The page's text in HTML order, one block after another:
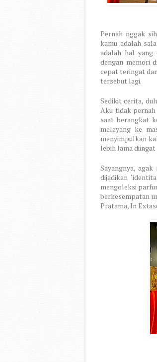
Pernah nggak
kamu adalah
adalah hal yang
dengan memori
cepat teringat
tersebut lagi.
Sedikit cerita,
Aku tidak pernah
saat berangkat
melayang ke
menyimpulkan
lebih lama
Sayangnya,
dijadikan
mengoleksi
berkesempatan
Pratama, In